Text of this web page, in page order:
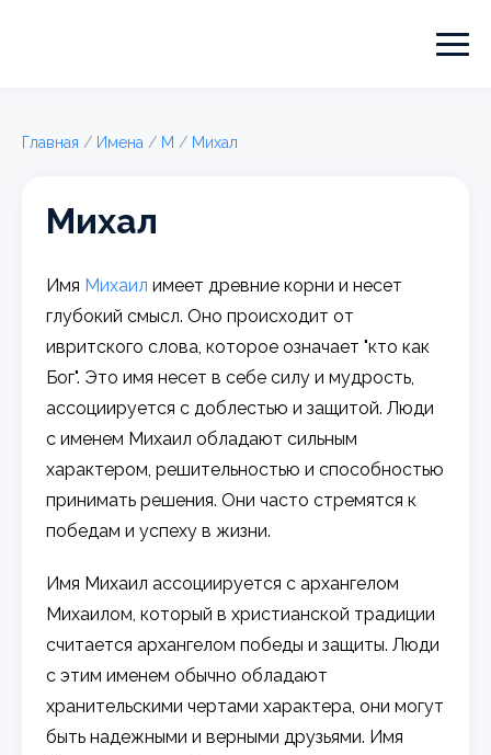
Главная / Имена / М / Михал
Михал
Имя Михаил имеет древние корни и несет
глубокий смысл. Оно происходит от
ивритского слова, которое означает "кто как
Бог". Это имя несет в себе силу и мудрость,
ассоциируется с доблестью и защитой. Люди
с именем Михаил обладают сильным
характером, решительностью и способностью
принимать решения. Они часто стремятся к
победам и успеху в жизни.
Имя Михаил ассоциируется с архангелом
Михаилом, который в христианской традиции
считается архангелом победы и защиты. Люди
с этим именем обычно обладают
хранительскими чертами характера, они могут
быть надежными и верными друзьями. Имя